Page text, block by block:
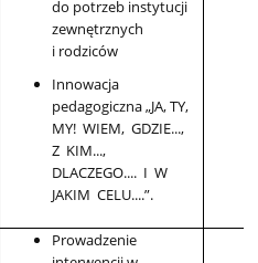
do potrzeb instytucji
zewnętrznych
i rodziców
Innowacja
pedagogiczna „JA, TY,
MY! WIEM, GDZIE...,
Z KIM...,
DLACZEGO.... I W
JAKIM CELU....”.
Prowadzenie